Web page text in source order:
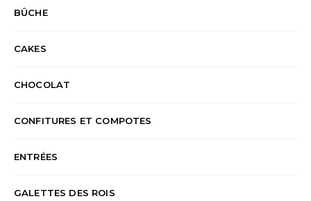
BÛCHE
CAKES
CHOCOLAT
CONFITURES ET COMPOTES
ENTRÉES
GALETTES DES ROIS